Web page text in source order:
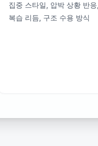
집중 스타일, 압박 상황 반응,
복습 리듬, 구조 수용 방식